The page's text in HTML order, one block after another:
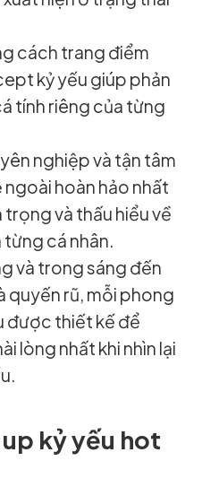
cách trang điểm
kỷ yếu giúp phản
tính riêng của từng
nghiệp và tận tâm
hoàn hảo nhất
và thấu hiểu về
cá nhân.
và trong sáng đến
quyến rũ, mỗi phong
được thiết kế để
lòng nhất khi nhìn lại
kỷ yếu hot